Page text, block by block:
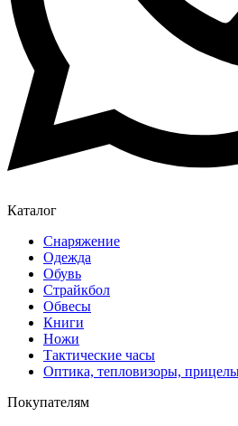
Каталог
Снаряжение
Одежда
Обувь
Страйкбол
Обвесы
Книги
Ножи
Тактические часы
Оптика, тепловизоры,
Покупателям